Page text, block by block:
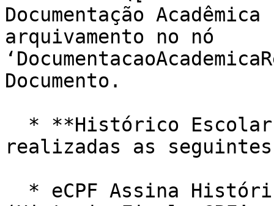
Documentação
arquivamento no nó
Documento.
realizadas as